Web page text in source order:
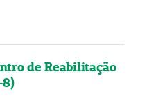
de Reabilitação
8)